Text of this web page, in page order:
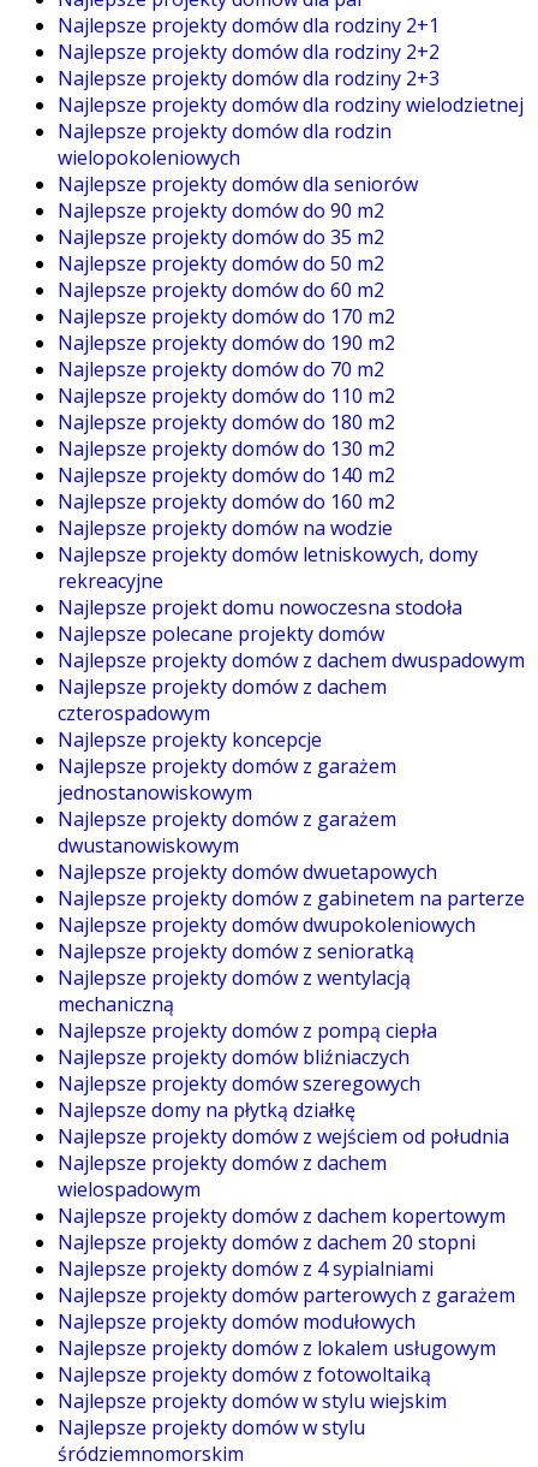
Najlepsze projekty domów dla rodziny 2+1
Najlepsze projekty domów dla rodziny 2+2
Najlepsze projekty domów dla rodziny 2+3
Najlepsze projekty domów dla rodziny wielodzietnej
Najlepsze projekty domów dla rodzin
wielopokoleniowych
Najlepsze projekty domów dla seniorów
Najlepsze projekty domów do 90 m2
Najlepsze projekty domów do 35 m2
Najlepsze projekty domów do 50 m2
Najlepsze projekty domów do 60 m2
Najlepsze projekty domów do 170 m2
Najlepsze projekty domów do 190 m2
Najlepsze projekty domów do 70 m2
Najlepsze projekty domów do 110 m2
Najlepsze projekty domów do 180 m2
Najlepsze projekty domów do 130 m2
Najlepsze projekty domów do 140 m2
Najlepsze projekty domów do 160 m2
Najlepsze projekty domów na wodzie
Najlepsze projekty domów letniskowych, domy
rekreacyjne
Najlepsze projekt domu nowoczesna stodoła
Najlepsze polecane projekty domów
Najlepsze projekty domów z dachem dwuspadowym
Najlepsze projekty domów z dachem
czterospadowym
Najlepsze projekty koncepcje
Najlepsze projekty domów z garażem
jednostanowiskowym
Najlepsze projekty domów z garażem
dwustanowiskowym
Najlepsze projekty domów dwuetapowych
Najlepsze projekty domów z gabinetem na parterze
Najlepsze projekty domów dwupokoleniowych
Najlepsze projekty domów z senioratką
Najlepsze projekty domów z wentylacją
mechaniczną
Najlepsze projekty domów z pompą ciepła
Najlepsze projekty domów bliźniaczych
Najlepsze projekty domów szeregowych
Najlepsze domy na płytką działkę
Najlepsze projekty domów z wejściem od południa
Najlepsze projekty domów z dachem
wielospadowym
Najlepsze projekty domów z dachem kopertowym
Najlepsze projekty domów z dachem 20 stopni
Najlepsze projekty domów z 4 sypialniami
Najlepsze projekty domów parterowych z garażem
Najlepsze projekty domów modułowych
Najlepsze projekty domów z lokalem usługowym
Najlepsze projekty domów z fotowoltaiką
Najlepsze projekty domów w stylu wiejskim
Najlepsze projekty domów w stylu
śródziemnomorskim